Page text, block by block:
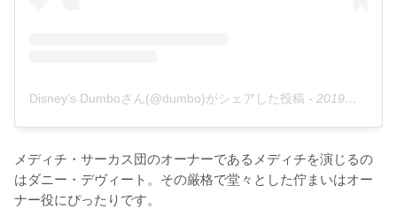
Disney’s Dumboさん(@dumbo)がシェアした投稿 - 2019年 2月月7日午前9時04分PST
メディチ・サーカス団のオーナーであるメディチを演じるの
はダニー・デヴィート。その厳格で堂々とした佇まいはオー
ナー役にぴったりです。